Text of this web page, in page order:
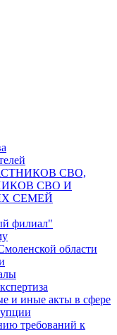
СВО,
СВО И
СЕМЕЙ
филиал"
области
и иные акты в сфере
требований к